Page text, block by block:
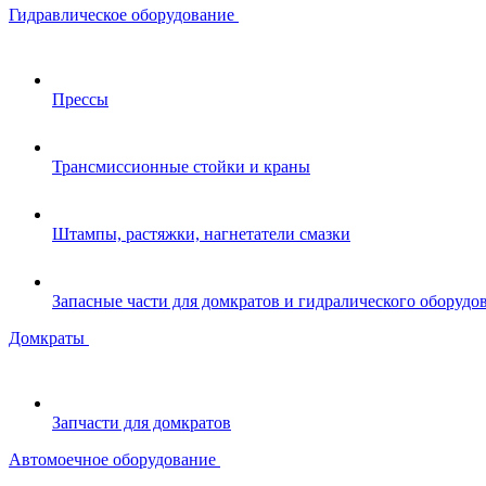
Гидравлическое оборудование
Прессы
Трансмиссионные стойки и краны
Штампы, растяжки, нагнетатели смазки
Запасные части для домкратов и гидралического
Домкраты
Запчасти для домкратов
Автомоечное оборудование